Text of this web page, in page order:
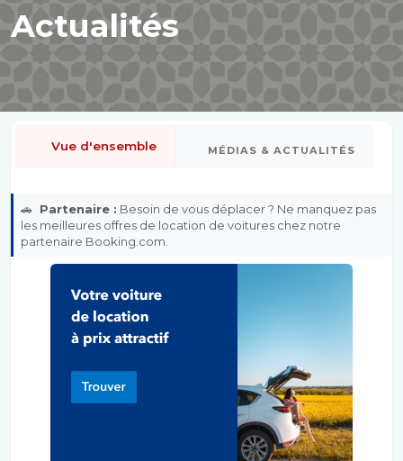
Actualités
Vue d'ensemble MÉDIAS & ACTUALITÉS
🚗 Partenaire : Besoin de vous déplacer ? Ne manquez pas
les meilleures offres de location de voitures chez notre
partenaire Booking.com.